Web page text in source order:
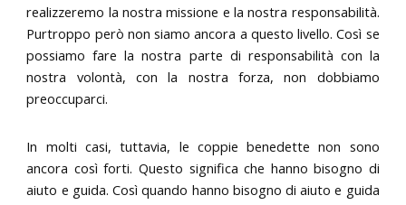
realizzeremo la nostra missione e la nostra responsabilità.
Purtroppo però non siamo ancora a questo livello. Così se
possiamo fare la nostra parte di responsabilità con la
nostra volontà, con la nostra forza, non dobbiamo
preoccuparci.
In molti casi, tuttavia, le coppie benedette non sono
ancora così forti. Questo significa che hanno bisogno di
aiuto e guida. Così quando hanno bisogno di aiuto e guida